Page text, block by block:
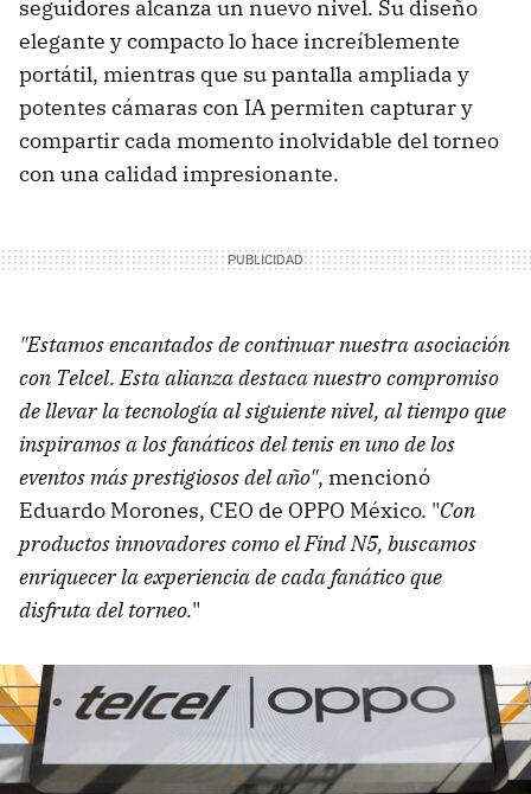
seguidores alcanza un nuevo nivel. Su diseño
elegante y compacto lo hace increíblemente
portátil, mientras que su pantalla ampliada y
potentes cámaras con IA permiten capturar y
compartir cada momento inolvidable del torneo
con una calidad impresionante.
"Estamos encantados de continuar nuestra asociación
con Telcel. Esta alianza destaca nuestro compromiso
de llevar la tecnología al siguiente nivel, al tiempo que
inspiramos a los fanáticos del tenis en uno de los
eventos más prestigiosos del año", mencionó
Eduardo Morones, CEO de OPPO México. "Con
productos innovadores como el Find N5, buscamos
enriquecer la experiencia de cada fanático que
disfruta del torneo."